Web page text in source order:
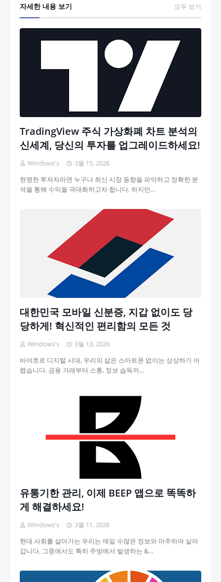
자세한 내용 보기 모두 보기
TradingView 주식 가상화폐 차트 분석의
신세계, 당신의 투자를 업그레이드하세요!
Windows's
3월 15, 2026
현명한 투자자라면 누구나 최신 시장 동향을 파악하고 정확한 분
석을 통해 수익을 극대화하고자 합니다. 하지만…
대한민국 모바일 신분증, 지갑 없이도 당
당하게! 혁신적인 편리함의 모든 것
Windows's
3월 13, 2026
바야흐로 디지털 시대, 우리의 삶은 스마트폰 없이는 상상하기 어
렵습니다. 금융 거래부터 소통, 정보 습득까…
유통기한 관리, 이제 BEEP 앱으로 똑똑하
게 해결하세요!
Windows's
3월 11, 2026
현대 사회를 살아가는 우리는 매일 수많은 정보와 마주하며 살아
갑니다. 그중에서도 특히 주방에서 발생하는 &…